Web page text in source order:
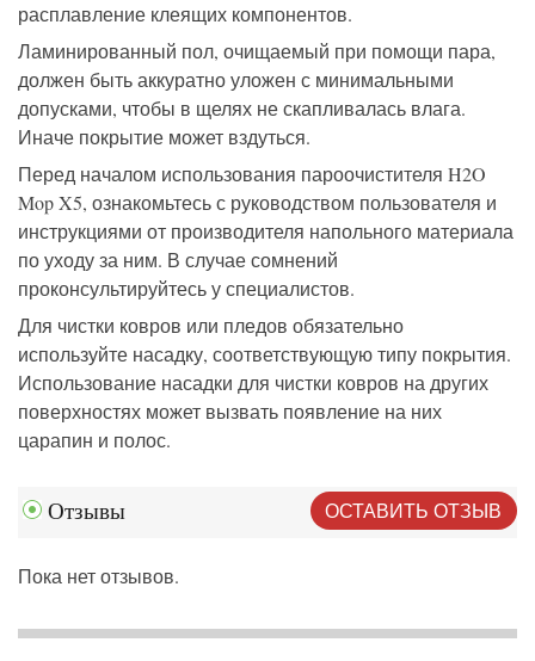
расплавление клеящих компонентов.
Ламинированный пол, очищаемый при помощи пара,
должен быть аккуратно уложен с минимальными
допусками, чтобы в щелях не скапливалась влага.
Иначе покрытие может вздуться.
Перед началом использования пароочистителя H2O
Mop X5, ознакомьтесь с руководством пользователя и
инструкциями от производителя напольного материала
по уходу за ним. В случае сомнений
проконсультируйтесь у специалистов.
Для чистки ковров или пледов обязательно
используйте насадку, соответствующую типу покрытия.
Использование насадки для чистки ковров на других
поверхностях может вызвать появление на них
царапин и полос.
Отзывы ОСТАВИТЬ ОТЗЫВ
Пока нет отзывов.